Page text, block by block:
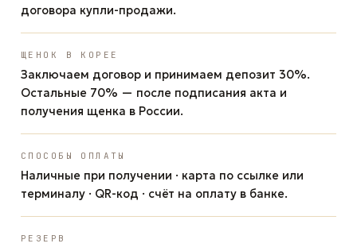
договора купли-продажи.
ЩЕНОК В КОРЕЕ
Заключаем договор и принимаем депозит 30%.
Остальные 70% — после подписания акта и
получения щенка в России.
СПОСОБЫ ОПЛАТЫ
Наличные при получении · карта по ссылке или
терминалу · QR-код · счёт на оплату в банке.
РЕЗЕРВ